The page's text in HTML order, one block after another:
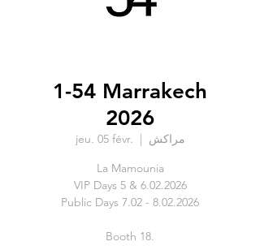
1-54 Marrakech
2026
jeu. 05 févr.
  |
مراكش
La Mamounia
VIP Days 5 & 6.02.2026
Public Days 7.02 - 8.02.2026
Booth 18.